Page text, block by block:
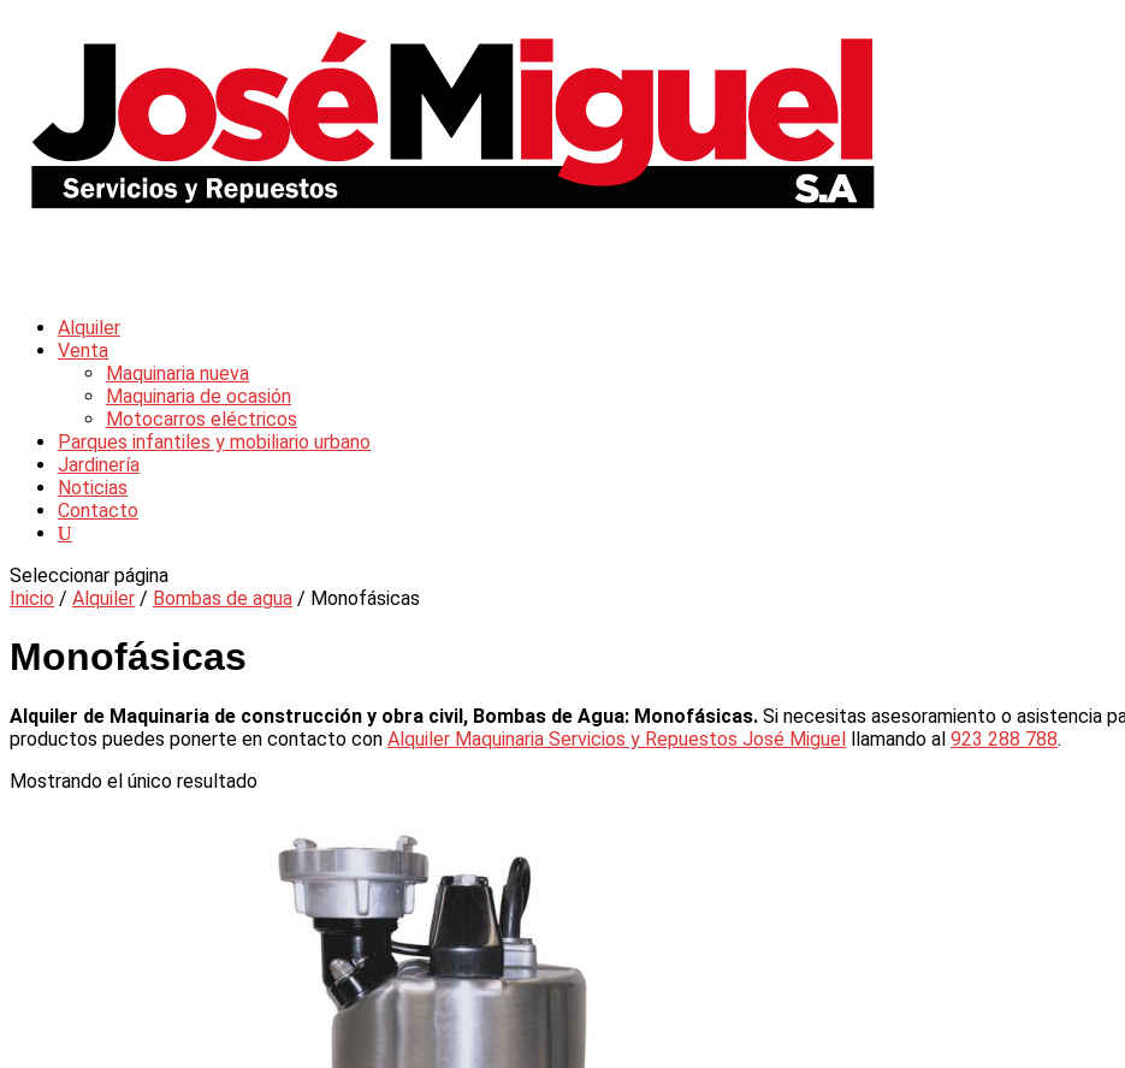
Alquiler
Venta
Maquinaria nueva
Maquinaria de ocasión
Motocarros eléctricos
Parques infantiles y mobiliario urbano
Jardinería
Noticias
Contacto
Seleccionar página
Inicio / Alquiler / Bombas de agua / Monofásicas
Monofásicas
Alquiler de Maquinaria de construcción y obra civil, Bombas de Agua: Monofásicas. Si necesitas asesoramiento o asistencia
productos puedes ponerte en contacto con Alquiler Maquinaria Servicios y Repuestos José Miguel llamando al 923 288 788.
Mostrando el único resultado